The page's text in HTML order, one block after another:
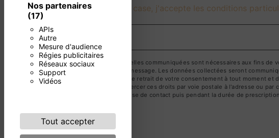
Nos partenaires
(17)
APIs
Autre
Mesure d'audience
Régies publicitaires
Réseaux sociaux
Support
Vidéos
Tout accepter
En cochant cette case, j'accepte les conditions
** Les données personnelles communiquées sont nécessaires aux fins
but de répondre à votre message. Les données collectées seront
limitation, d’opposition, de retrait de votre consentement à tout moment et
mortem. Vous pouvez exercer ces droits par voie postale à l'adresse ou
pendant la période de prise de contact puis pendant la durée de